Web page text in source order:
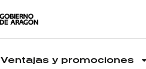
Ventajas y promociones